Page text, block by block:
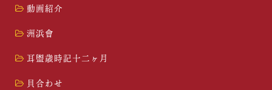
動画紹介
洲浜會
耳盥歳時記十二ヶ月
貝合わせ